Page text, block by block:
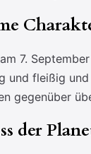
7.
und fleißig
gegenüber
der